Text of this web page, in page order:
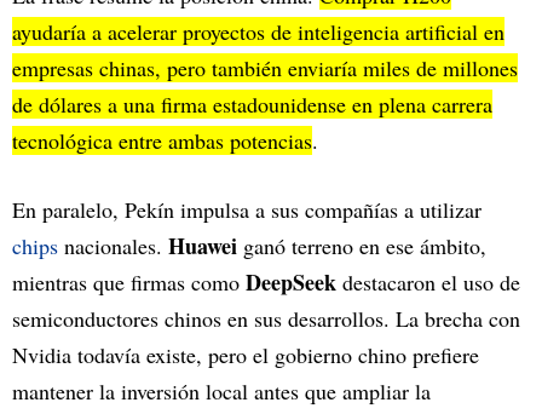
ayudaría a acelerar proyectos de inteligencia artificial en
empresas chinas, pero también enviaría miles de millones
de dólares a una firma estadounidense en plena carrera
tecnológica entre ambas potencias.
En paralelo, Pekín impulsa a sus compañías a utilizar
chips nacionales. Huawei ganó terreno en ese ámbito,
mientras que firmas como DeepSeek destacaron el uso de
semiconductores chinos en sus desarrollos. La brecha con
Nvidia todavía existe, pero el gobierno chino prefiere
mantener la inversión local antes que ampliar la